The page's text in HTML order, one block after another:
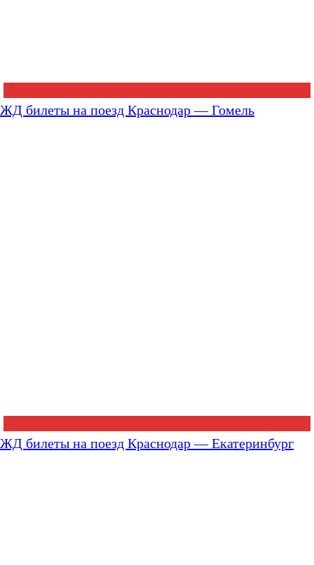
ЖД билеты на поезд Краснодар — Гомель
ЖД билеты на поезд Краснодар — Екатеринбург